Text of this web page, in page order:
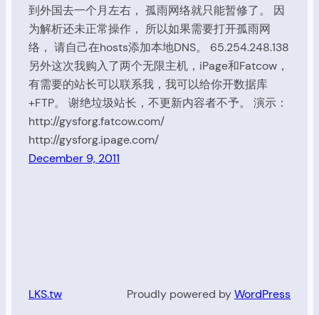
到外国去一个月左右， 孤雨网络就只能暂修了。 因
为解析还未正常操作， 所以如果需要打开孤雨网
络， 请自己在hosts添加本地DNS。 65.254.248.138
另外这次我购入了两个无限主机，iPage和Fatcow，
有需要的站长可以联系我，我可以给你开数据库
+FTP。 谢绝垃圾站长，不更新内容者不予。 演示：
http://gysforg.fatcow.com/
http://gysforg.ipage.com/
December 9, 2011
LKS.tw Proudly powered byWordPress